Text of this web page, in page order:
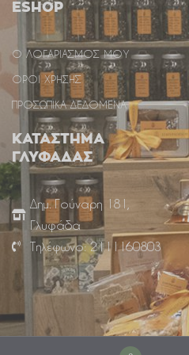
ESHOP
Ο ΛΟΓΑΡΙΑΣΜΟΣ ΜΟΥ
ΟΡΟΙ ΧΡΗΣΗΣ
ΠΡΟΣΩΠΙΚΑ ΔΕΔΟΜΕΝΑ
ΚΑΤΑΣΤΗΜΑ
ΓΛΥΦΑΔΑΣ
Δημ. Γούναρη 181,
Γλυφάδα
Τηλέφωνο: 2111160803